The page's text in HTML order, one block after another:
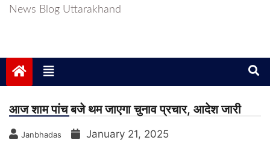
News Blog Uttarakhand
आज शाम पांच बजे थम जाएगा चुनाव प्रचार, आदेश जारी
Janbhadas January 21, 2025